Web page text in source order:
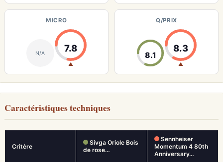
MICRO
N/A 7.8
▲
Q/PRIX
8.1
8.3
▲
Caractéristiques techniques
Critère
Sivga Oriole Bois
de rose…
Sennheiser
Momentum 4 80th
Anniversary…